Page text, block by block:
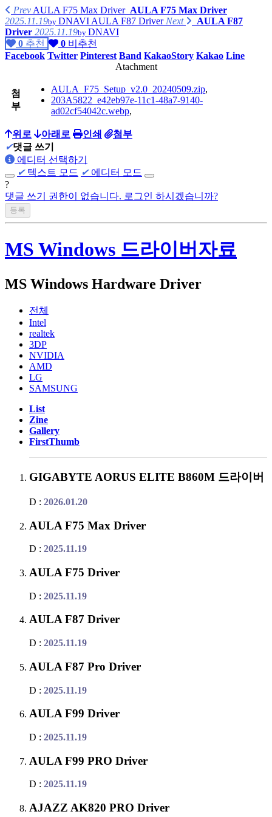
Prev AULA F75 Max Driver AULA F75 Max Driver
2025.11.19by DNAVI AULA F87 Driver Next
AULA F87
Driver 2025.11.19by DNAVI
0 추천 0 비추천
Facebook Twitter Pinterest Band KakaoStory Kakao Line
Atachment
첨
부
AULA_F75_Setup_v2.0_20240509.zip,
203A5822_e42eb97e-11c1-48a7-9140-
ad02cf54042c.webp,
위로 아래로 인쇄
첨부
✔댓글 쓰기
에디터 선택하기
✔ 텍스트 모드 ✔ 에디터 모드
?
댓글 쓰기 권한이 없습니다. 로그인 하시겠습니까?
MS Windows 드라이버자료
MS Windows Hardware Driver
전체
Intel
realtek
3DP
NVIDIA
AMD
LG
SAMSUNG
List
Zine
Gallery
FirstThumb
GIGABYTE AORUS ELITE B860M 드라이버
D : 2026.01.20
AULA F75 Max Driver
D : 2025.11.19
AULA F75 Driver
D : 2025.11.19
AULA F87 Driver
D : 2025.11.19
AULA F87 Pro Driver
D : 2025.11.19
AULA F99 Driver
D : 2025.11.19
AULA F99 PRO Driver
D : 2025.11.19
AJAZZ AK820 PRO Driver